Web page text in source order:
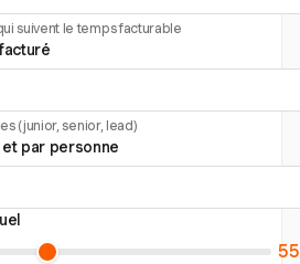
suivent le temps facturable
(junior, senior, lead)
par personne